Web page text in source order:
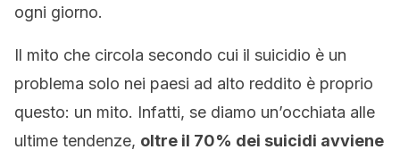
ogni giorno.
Il mito che circola secondo cui il suicidio è un
problema solo nei paesi ad alto reddito è proprio
questo: un mito. Infatti, se diamo un’occhiata alle
ultime tendenze, oltre il 70% dei suicidi avviene